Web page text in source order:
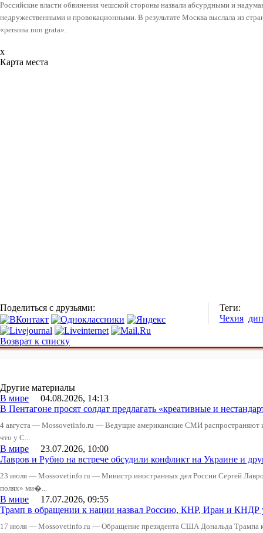
Российские власти обвинения чешской стороны назвали абсурдными и
недружественными и провокационными. В результате Москва выслала из
«persona non grata».
x
Карта места
Поделиться с друзьями:
Теги:
Чехия
Возврат к списку
Другие материалы
В мире 04.08.2026, 14:13
В Пентагоне просят солдат предлагать «креативные и
4 августа — Mossovetinfo.ru — Ведущие американские СМИ
что у С...
В мире 23.07.2026, 10:00
Лавров и Рубио на встрече обсудили конфликт на Украине и
23 июля — Mossovetinfo.ru — Министр иностранных дел России Сергей
полях» ми�...
В мире 17.07.2026, 09:55
Трамп в обращении к нации назвал Россию, КНР, Иран и
17 июля — Mossovetinfo.ru — Обращение президента США Дональда Трампа к